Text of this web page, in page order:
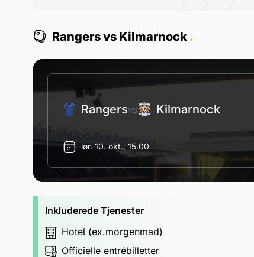
Rangers vs Kilmarnock .
RangersVS Kilmarnock
lør. 10. okt., 15.00
Inkluderede Tjenester
Hotel (ex.morgenmad)
Officielle entrébilletter